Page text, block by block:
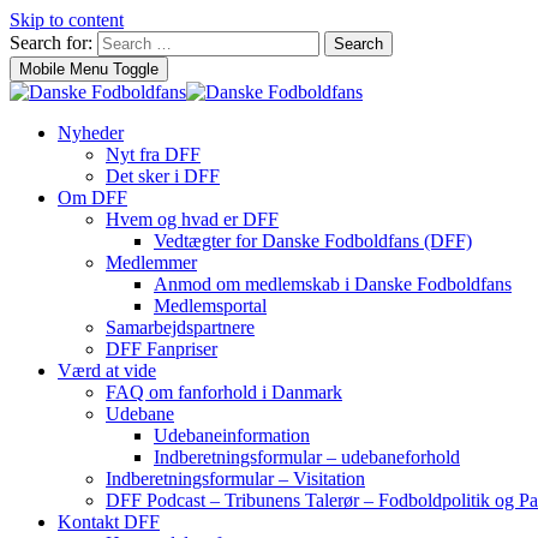
Skip to content
Search for:
Search
Mobile Menu Toggle
Nyheder
Nyt fra DFF
Det sker i DFF
Om DFF
Hvem og hvad er DFF
Vedtægter for Danske Fodboldfans (DFF)
Medlemmer
Anmod om medlemskab i Danske Fodboldfans
Medlemsportal
Samarbejdspartnere
DFF Fanpriser
Værd at vide
FAQ om fanforhold i Danmark
Udebane
Udebaneinformation
Indberetningsformular – udebaneforhold
Indberetningsformular – Visitation
DFF Podcast – Tribunens Talerør – Fodboldpolitik og
Kontakt DFF